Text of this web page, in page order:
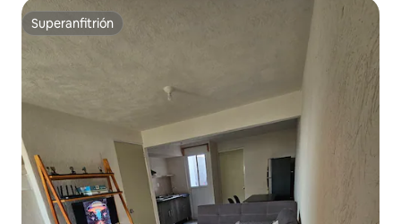
Superanfitrión
Superanfitrión